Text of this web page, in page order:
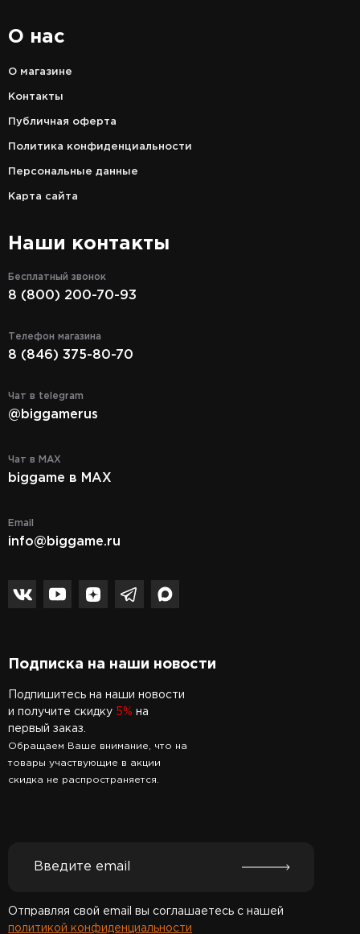
О нас
О магазине
Контакты
Публичная оферта
Политика конфиденциальности
Персональные данные
Карта сайта
Наши контакты
Бесплатный звонок
8 (800) 200-70-93
Телефон магазина
8 (846) 375-80-70
Чат в telegram
@biggamerus
Чат в MAX
biggame в MAX
Email
info@biggame.ru
Подписка на наши новости
Подпишитесь на наши новости
и получите скидку 5% на
первый заказ.
Обращаем Ваше внимание, что на
товары участвующие в акции
скидка не распространяется.
Отправляя свой email вы соглашаетесь с нашей
политикой конфиденциальности